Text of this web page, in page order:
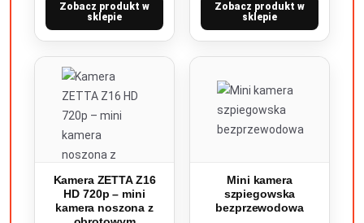
Zobacz produkt w
sklepie
Zobacz produkt w
sklepie
Kamera ZETTA Z16
HD 720p – mini
kamera noszona z
Mini kamera
szpiegowska
bezprzewodowa